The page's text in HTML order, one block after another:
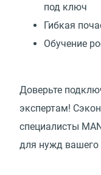
под ключ
Гибкая
Обучение
Доверьте
экспертам!
специалисты
для нужд вашего